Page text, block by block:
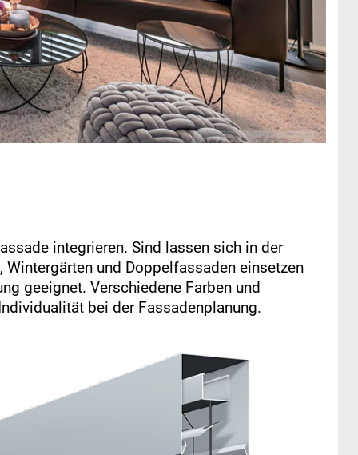
integrieren. Sind lassen sich in der
und Doppelfassaden einsetzen
geeignet. Verschiedene Farben und
bei der Fassadenplanung.